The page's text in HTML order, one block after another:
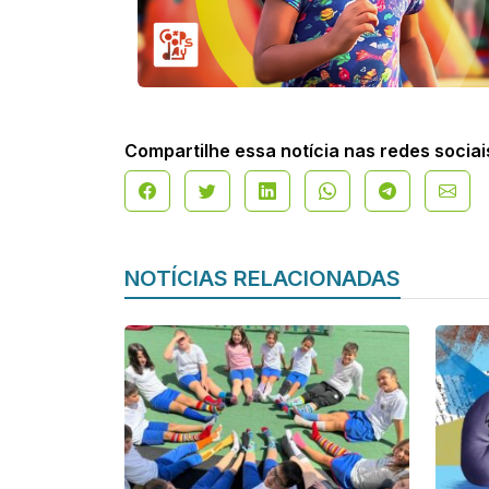
Compartilhe essa notícia nas redes
NOTÍCIAS RELACIONADAS